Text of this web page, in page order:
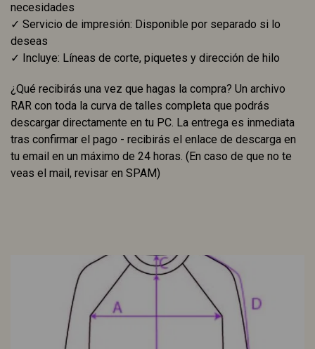
necesidades
✓ Servicio de impresión: Disponible por separado si lo
deseas
✓ Incluye: Líneas de corte, piquetes y dirección de hilo
¿Qué recibirás una vez que hagas la compra? Un archivo
RAR con toda la curva de talles completa que podrás
descargar directamente en tu PC. La entrega es inmediata
tras confirmar el pago - recibirás el enlace de descarga en
tu email en un máximo de 24 horas. (En caso de que no te
veas el mail, revisar en SPAM)